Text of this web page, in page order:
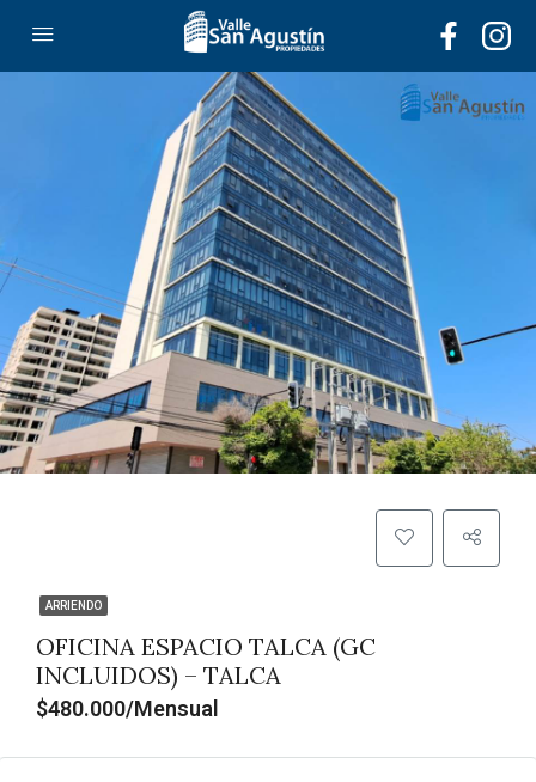
ARRIENDO
OFICINA ESPACIO TALCA (GC
INCLUIDOS) – TALCA
$480.000/Mensual